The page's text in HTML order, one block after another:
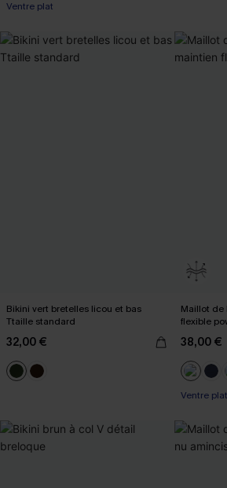
Ventre plat
Bikini vert bretelles licou et bas
Ttaille standard
32,00 €
Maillot de
flexible
38,00 €
Ventre plat